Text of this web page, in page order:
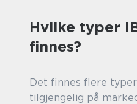
Hvilke typer
finnes?
Det finnes flere
tilgjengelig på